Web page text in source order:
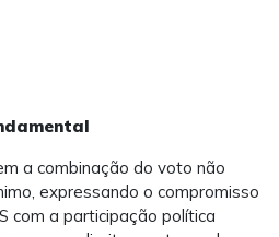
a combinação do voto não
expressando o compromisso
com a participação política